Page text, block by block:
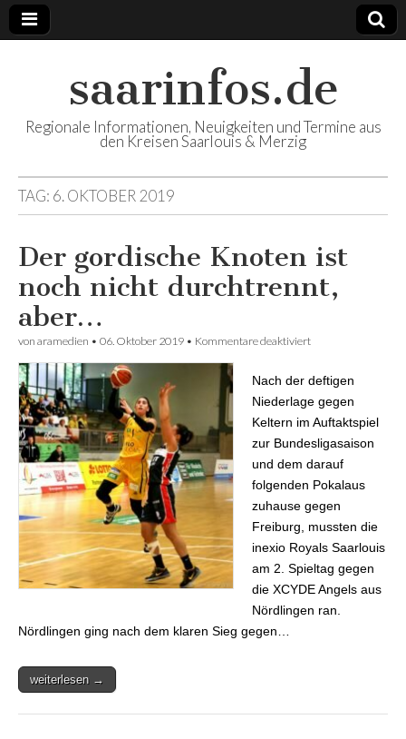
saarinfos.de
Regionale Informationen, Neuigkeiten und Termine aus
den Kreisen Saarlouis & Merzig
TAG: 6. OKTOBER 2019
Der gordische Knoten ist
noch nicht durchtrennt,
aber…
von aramedien • 06. Oktober 2019 • Kommentare deaktiviert
aber…
Nach der deftigen
Niederlage gegen
Keltern im Auftaktspiel
zur Bundesligasaison
und dem darauf
folgenden Pokalaus
zuhause gegen
Freiburg, mussten die
inexio Royals Saarlouis
am 2. Spieltag gegen
die XCYDE Angels aus
Nördlingen ran.
Nördlingen ging nach dem klaren Sieg gegen…
weiterlesen →